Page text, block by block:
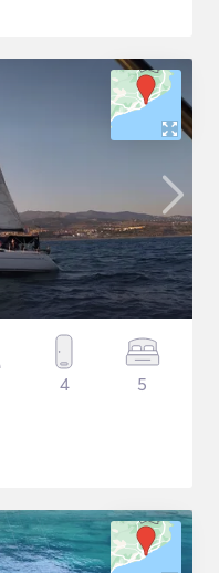
4 5